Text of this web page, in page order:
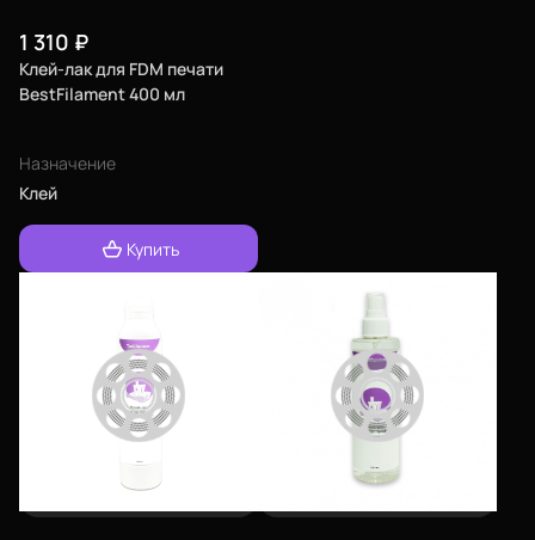
1 310 ₽
Клей-лак для FDM печати
BestFilament 400 мл
Назначение
Клей
Купить